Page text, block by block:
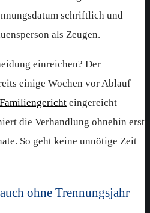
schriftlich und
als Zeugen.
einreichen? Der
einige Wochen vor Ablauf
Familiengericht eingereicht
die Verhandlung ohnehin erst
So geht keine unnötige Zeit
ohne Trennungsjahr